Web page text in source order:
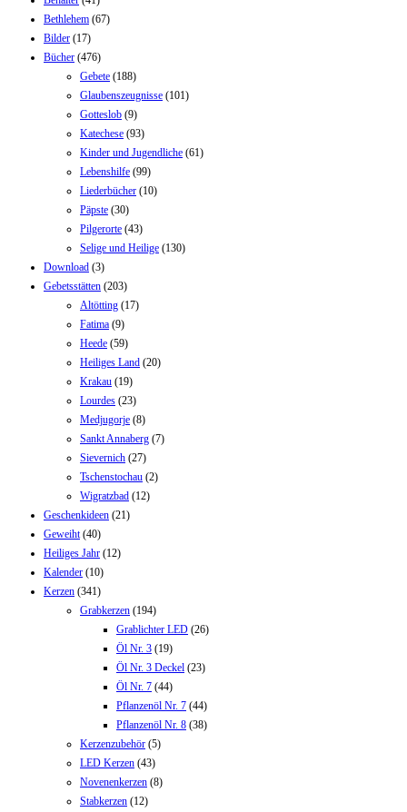
Bethlehem (67)
Bilder (17)
Bücher (476)
Gebete (188)
Glaubenszeugnisse (101)
Gotteslob (9)
Katechese (93)
Kinder und Jugendliche (61)
Lebenshilfe (99)
Liederbücher (10)
Päpste (30)
Pilgerorte (43)
Selige und Heilige (130)
Download (3)
Gebetsstätten (203)
Altötting (17)
Fatima (9)
Heede (59)
Heiliges Land (20)
Krakau (19)
Lourdes (23)
Medjugorje (8)
Sankt Annaberg (7)
Sievernich (27)
Tschenstochau (2)
Wigratzbad (12)
Geschenkideen (21)
Geweiht (40)
Heiliges Jahr (12)
Kalender (10)
Kerzen (341)
Grabkerzen (194)
Grablichter LED (26)
Öl Nr. 3 (19)
Öl Nr. 3 Deckel (23)
Öl Nr. 7 (44)
Pflanzenöl Nr. 7 (44)
Pflanzenöl Nr. 8 (38)
Kerzenzubehör (5)
LED Kerzen (43)
Novenenkerzen (8)
Stabkerzen (12)